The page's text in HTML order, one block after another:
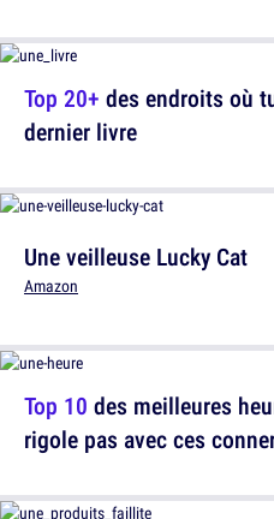
Top 20+ des endroits où
dernier livre
Top 10 des meilleures
rigole pas avec ces
Une veilleuse Lucky Cat
Amazon